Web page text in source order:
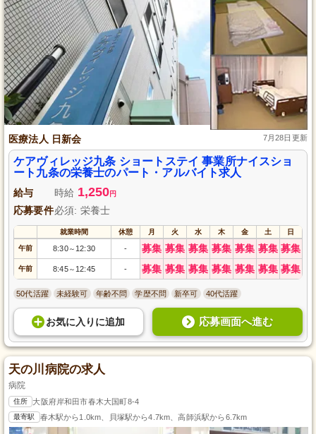
医療法人 日新会 7月28日更新
ケアヴィレッジ九条 ショートステイ 事業所ナイスショ
ート九条の栄養士のパート・アルバイト求人
給与 時給 1,250円
応募要件必須: 栄養士
就業時間 休憩 月 火 水 木 金 土 日
午前 8:30～ 12:30 - 募集 募集 募集 募集 募集 募集 募集
午前 8:45～ 12:45 - 募集 募集 募集 募集 募集 募集 募集
50代活躍 未経験可 年齢不問 学歴不問 新卒可 40代活躍
お気に入り に追加 応募画面へ進む
天の川病院の求人
病院
住所 大阪府岸和田市春木大国町8-4
最寄駅 春木駅から1.0km、貝塚駅から4.7km、高師浜駅から6.7km